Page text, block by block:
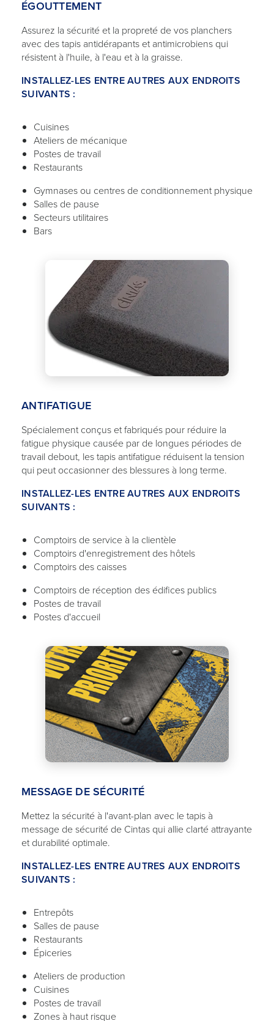
ÉGOUTTEMENT
Assurez la sécurité et la propreté de vos planchers
avec des tapis antidérapants et antimicrobiens qui
résistent à l'huile, à l'eau et à la graisse.
INSTALLEZ-LES ENTRE AUTRES AUX ENDROITS
SUIVANTS :
Cuisines
Ateliers de mécanique
Postes de travail
Restaurants
Gymnases ou centres de conditionnement physique
Salles de pause
Secteurs utilitaires
Bars
ANTIFATIGUE
Spécialement conçus et fabriqués pour réduire la
fatigue physique causée par de longues périodes de
travail debout, les tapis antifatigue réduisent la tension
qui peut occasionner des blessures à long terme.
INSTALLEZ-LES ENTRE AUTRES AUX ENDROITS
SUIVANTS :
Comptoirs de service à la clientèle
Comptoirs d'enregistrement des hôtels
Comptoirs des caisses
Comptoirs de réception des édifices publics
Postes de travail
Postes d'accueil
MESSAGE DE SÉCURITÉ
Mettez la sécurité à l'avant-plan avec le tapis à
message de sécurité de Cintas qui allie clarté attrayante
et durabilité optimale.
INSTALLEZ-LES ENTRE AUTRES AUX ENDROITS
SUIVANTS :
Entrepôts
Salles de pause
Restaurants
Épiceries
Ateliers de production
Cuisines
Postes de travail
Zones à haut risque